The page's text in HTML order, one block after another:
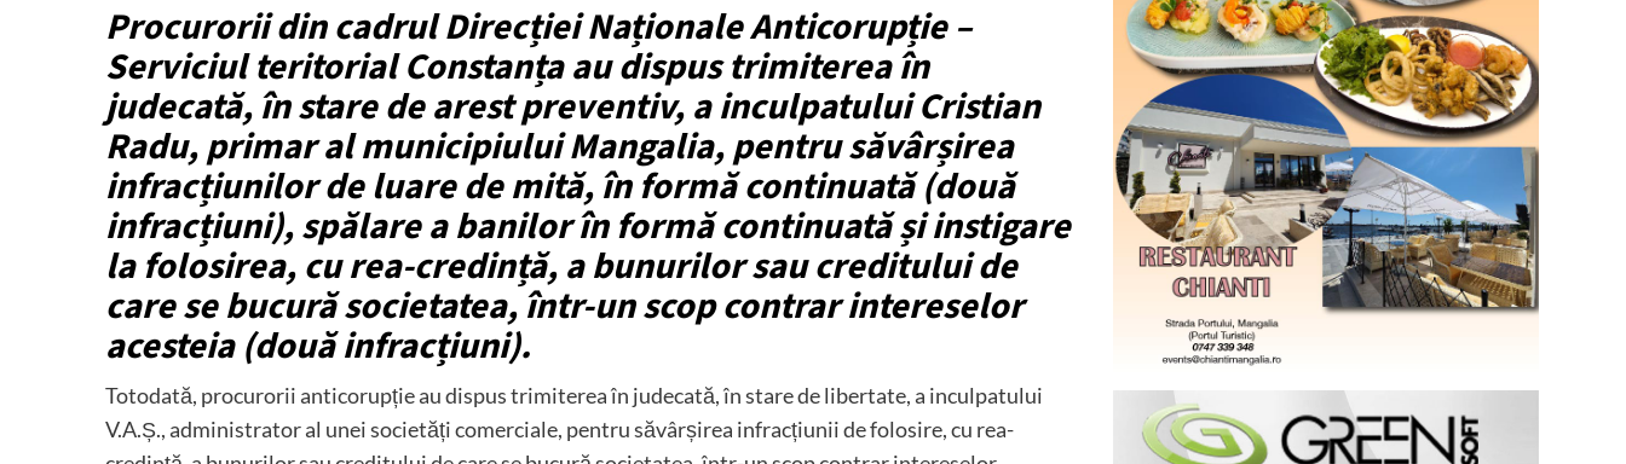
Procurorii din cadrul Direcției Naționale Anticorupție –
Serviciul teritorial Constanța au dispus trimiterea în
judecată, în stare de arest preventiv, a inculpatului Cristian
Radu, primar al municipiului Mangalia, pentru săvârșirea
infracțiunilor de luare de mită, în formă continuată (două
infracțiuni), spălare a banilor în formă continuată și instigare
la folosirea, cu rea-credință, a bunurilor sau creditului de
care se bucură societatea, într-un scop contrar intereselor
acesteia (două infracțiuni).
Totodată, procurorii anticorupție au dispus trimiterea în judecată, în stare de libertate, a inculpatului
V.A.Ș., administrator al unei societăți comerciale, pentru săvârșirea infracțiunii de folosire, cu rea-